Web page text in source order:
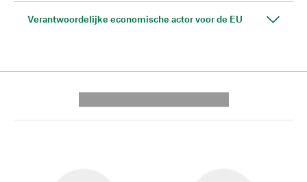
Verantwoordelijke economische actor voor de EU